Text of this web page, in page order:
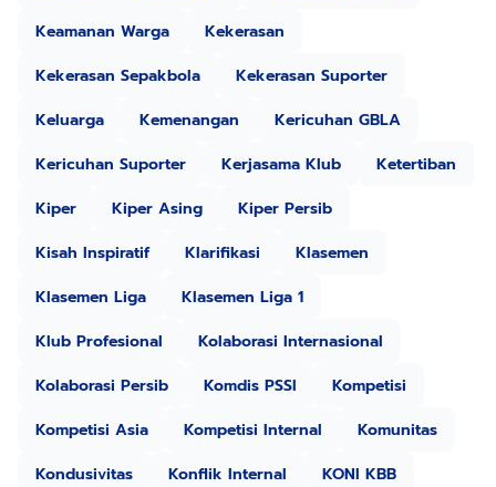
Keamanan Warga
Kekerasan
Kekerasan Sepakbola
Kekerasan Suporter
Keluarga
Kemenangan
Kericuhan GBLA
Kericuhan Suporter
Kerjasama Klub
Ketertiban
Kiper
Kiper Asing
Kiper Persib
Kisah Inspiratif
Klarifikasi
Klasemen
Klasemen Liga
Klasemen Liga 1
Klub Profesional
Kolaborasi Internasional
Kolaborasi Persib
Komdis PSSI
Kompetisi
Kompetisi Asia
Kompetisi Internal
Komunitas
Kondusivitas
Konflik Internal
KONI KBB